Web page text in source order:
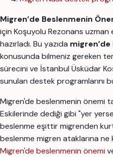
Migren’de Beslenmenin
için Koşuyolu Rezonans uzman
hazırladı. Bu yazıda
konusunda bilmeniz gereken
sürecini ve İstanbul Üsküdar
sunulan destek programlarını
Migren'de beslenmenin önemi
Eskilerinde dediği gibi "yer
beslenme eşittir migrenden
beslenme migren ataklarına
Migren'de beslenmenin önemi